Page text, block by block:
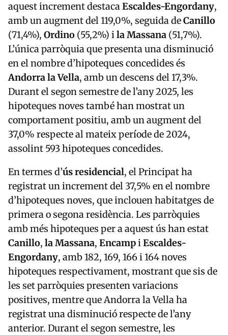
aquest increment destacaEscaldes-Engordany,
amb un augment del 119,0%, seguida deCanillo
(71,4%), Ordino (55,2%) ila Massana (51,7%).
L’única parròquia que presenta una disminució
en el nombre d’hipoteques concedides és
Andorra la Vella, amb un descens del 17,3%.
Durant el segon semestre de l’any 2025, les
hipoteques noves també han mostrat un
comportament positiu, amb un augment del
37,0% respecte al mateix període de 2024,
assolint 593 hipoteques concedides.
En termes d’ús residencial, el Principat ha
registrat un increment del 37,5% en el nombre
d’hipoteques noves, que inclouen habitatges de
primera o segona residència. Les parròquies
amb més hipoteques per a aquest ús han estat
Canillo, la Massana, EncampiEscaldes-
Engordany, amb 182, 169, 166 i 164 noves
hipoteques respectivament, mostrant que sis de
les set parròquies presenten variacions
positives, mentre que Andorra la Vella ha
registrat una disminució respecte de l’any
anterior. Durant el segon semestre, les